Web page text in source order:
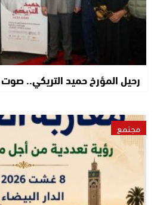
رحيل المؤرخ حميد التريكي.. صوت
مجتمع